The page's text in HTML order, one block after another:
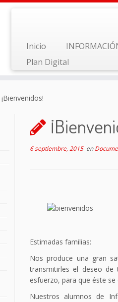
Inicio
Plan Digital
¡Bienvenidos!
6 septiembre, 2015en
Estimadas familias:
Nos produce una gran
transmitirles el deseo
esfuerzo, para que éste
Nuestros alumnos de